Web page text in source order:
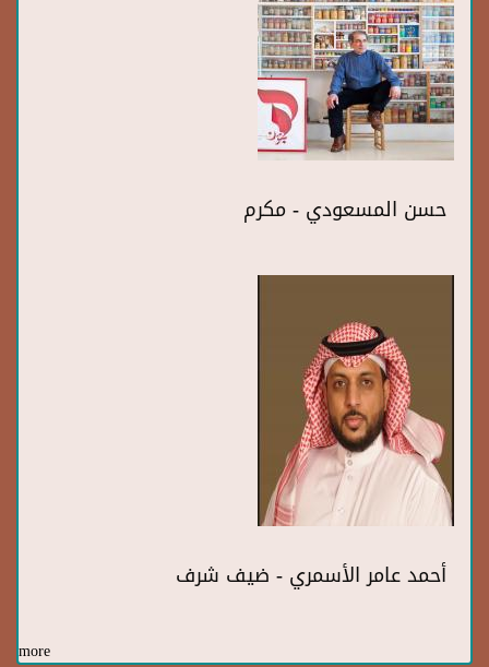
حسن المسعودي - مكرم
أحمد عامر الأسمري - ضيف شرف
more